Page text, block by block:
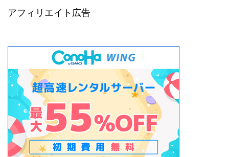
アフィリエイト広告